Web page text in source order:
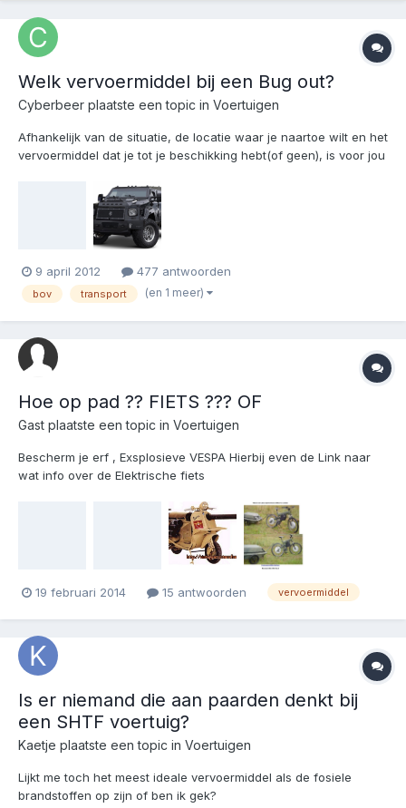
Welk vervoermiddel bij een Bug out?
Cyberbeer plaatste een topic in Voertuigen
Afhankelijk van de situatie, de locatie waar je naartoe wilt en het
vervoermiddel dat je tot je beschikking hebt(of geen), is voor jou
evacuatie(Bug Out)? Elk vervoermiddel heeft zo zijn voor- en
nadelen. Daarnaast kun je het vervoermidde...
9 april 2012 477 antwoorden
bov transport (en 1 meer)
Hoe op pad ?? FIETS ??? OF
Gast plaatste een topic in Voertuigen
Bescherm je erf , Exsplosieve VESPA Hierbij even de Link naar
wat info over de Elektrische fiets
een http://www.electricbike.com/tidal-force/ Weer een
informatieve Link http://www.combatreform.org/atb.htm. Vond
19 februari 2014 15 antwoorden vervoermiddel
Is er niemand die aan paarden denkt bij
een SHTF voertuig?
Kaetje plaatste een topic in Voertuigen
Lijkt me toch het meest ideale vervoermiddel als de fosiele
brandstoffen op zijn of ben ik gek?